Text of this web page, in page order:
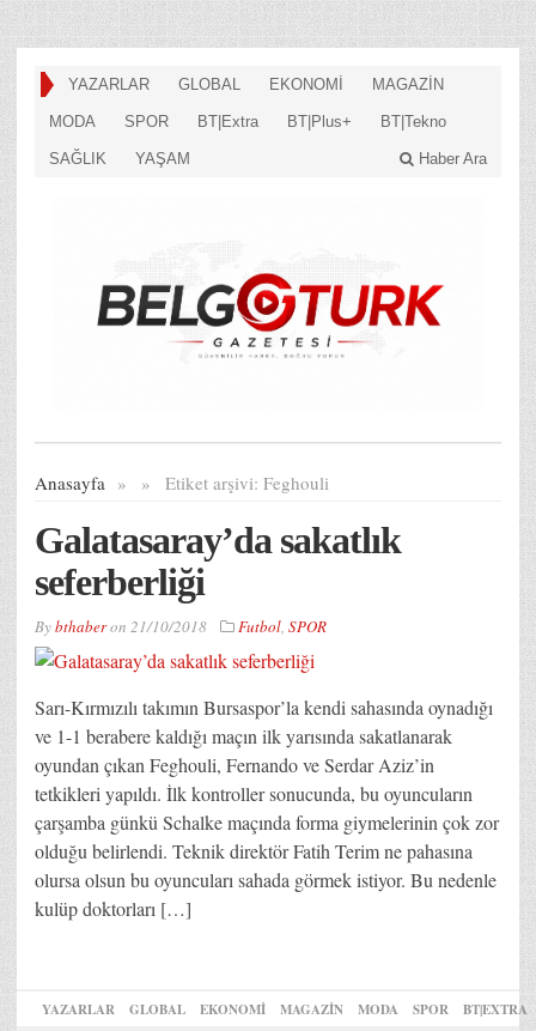
YAZARLAR GLOBAL EKONOMİ MAGAZİN
MODA SPOR BT|Extra BT|Plus+ BT|Tekno
SAĞLIK YAŞAM Haber Ara
Anasayfa » Etiket arşivi:
» Feghouli
Galatasaray’da sakatlık
seferberliği
Bybthaberon 21/10/2018 Futbol, SPOR
Sarı-Kırmızılı takımın Bursaspor’la kendi sahasında oynadığı
ve 1-1 berabere kaldığı maçın ilk yarısında sakatlanarak
oyundan çıkan Feghouli, Fernando ve Serdar Aziz’in
tetkikleri yapıldı. İlk kontroller sonucunda, bu oyuncuların
çarşamba günkü Schalke maçında forma giymelerinin çok zor
olduğu belirlendi. Teknik direktör Fatih Terim ne pahasına
olursa olsun bu oyuncuları sahada görmek istiyor. Bu nedenle
kulüp doktorları […]
YAZARLAR GLOBAL EKONOMİ MAGAZİN MODA SPOR BT|EXTRA